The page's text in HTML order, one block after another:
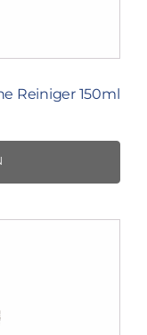
Reiniger 150ml